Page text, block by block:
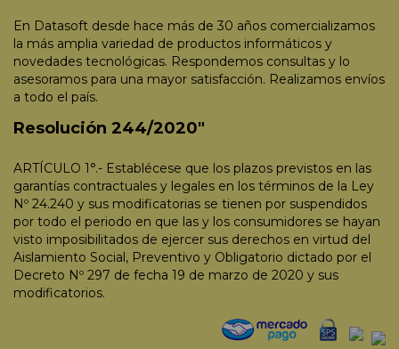
En Datasoft desde hace más de 30 años comercializamos
la más amplia variedad de productos informáticos y
novedades tecnológicas. Respondemos consultas y lo
asesoramos para una mayor satisfacción. Realizamos envíos
a todo el país.
Resolución 244/2020"
ARTÍCULO 1°.- Establécese que los plazos previstos en las
garantías contractuales y legales en los términos de la Ley
Nº 24.240 y sus modificatorias se tienen por suspendidos
por todo el periodo en que las y los consumidores se hayan
visto imposibilitados de ejercer sus derechos en virtud del
Aislamiento Social, Preventivo y Obligatorio dictado por el
Decreto Nº 297 de fecha 19 de marzo de 2020 y sus
modificatorios.